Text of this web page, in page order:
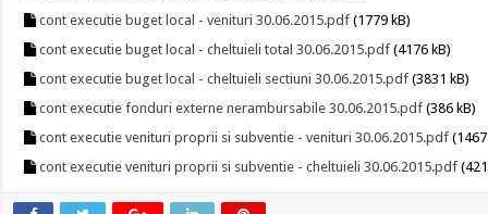
cont executie buget local - venituri 30.06.2015.pdf (1779 kB)
cont executie buget local - cheltuieli total 30.06.2015.pdf (4176 kB)
cont executie buget local - cheltuieli sectiuni 30.06.2015.pdf (3831 kB)
cont executie fonduri externe nerambursabile 30.06.2015.pdf (386 kB)
cont executie venituri proprii si subventie - venituri 30.06.2015.pdf
cont executie venituri proprii si subventie - cheltuieli 30.06.2015.pdf